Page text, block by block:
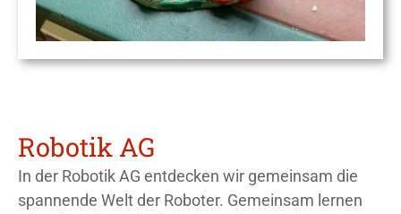
Robotik AG
In der Robotik AG entdecken wir gemeinsam die
spannende Welt der Roboter. Gemeinsam lernen